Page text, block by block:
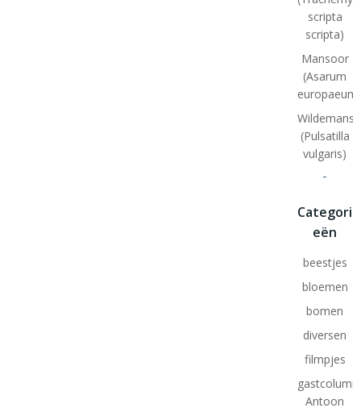
scripta
scripta)
Mansoor
(Asarum
europaeum)
(Pulsatilla
vulgaris)
-
Categori
eën
beestjes
bloemen
bomen
diversen
filmpjes
gastcolumn
Antoon